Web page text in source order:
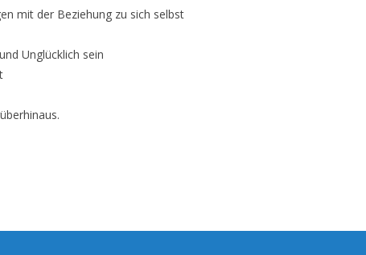
mit der Beziehung zu sich selbst
Unglücklich sein